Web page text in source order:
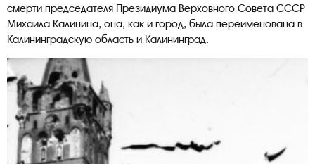
смерти председателя Президиума Верховного Совета СССР
Михаила Калинина, она, как и город, была переименована в
Калининградскую область и Калининград.